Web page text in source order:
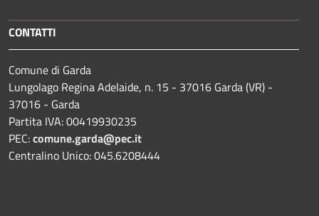
CONTATTI
Comune di Garda
Lungolago Regina Adelaide, n. 15 - 37016 Garda (VR) -
37016 - Garda
Partita IVA: 00419930235
PEC:comune.garda@pec.it
Centralino Unico: 045.6208444